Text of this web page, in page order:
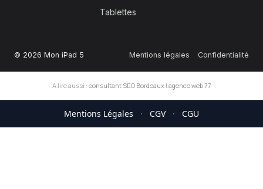
Tablettes
© 2026 Mon iPad 5 Mentions légales Confidentialité
A lire aussi : consultant SEO Bordeaux| agence web 77
Mentions Légales · CGV · CGU